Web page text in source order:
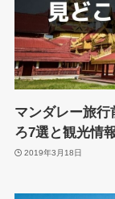
マンダレー旅行
ろ7選と観光情
2019年3月18日